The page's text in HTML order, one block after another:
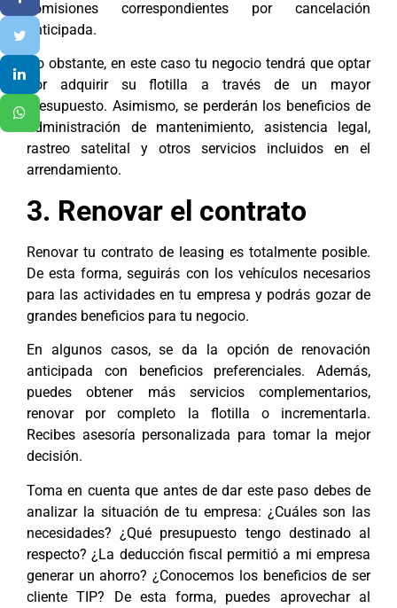
comisiones correspondientes por cancelación
anticipada.
No obstante, en este caso tu negocio tendrá que optar
por adquirir su flotilla a través de un mayor
presupuesto. Asimismo, se perderán los beneficios de
administración de mantenimiento, asistencia legal,
rastreo satelital y otros servicios incluidos en el
arrendamiento.
3. Renovar el contrato
Renovar tu contrato de leasing es totalmente posible.
De esta forma, seguirás con los vehículos necesarios
para las actividades en tu empresa y podrás gozar de
grandes beneficios para tu negocio.
En algunos casos, se da la opción de renovación
anticipada con beneficios preferenciales. Además,
puedes obtener más servicios complementarios,
renovar por completo la flotilla o incrementarla.
Recibes asesoría personalizada para tomar la mejor
decisión.
Toma en cuenta que antes de dar este paso debes de
analizar la situación de tu empresa: ¿Cuáles son las
necesidades? ¿Qué presupuesto tengo destinado al
respecto? ¿La deducción fiscal permitió a mi empresa
generar un ahorro? ¿Conocemos los beneficios de ser
cliente TIP? De esta forma, puedes aprovechar al